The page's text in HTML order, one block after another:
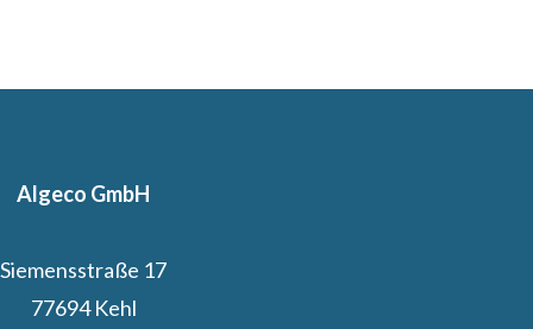
Algeco GmbH
Siemensstraße 17
77694 Kehl